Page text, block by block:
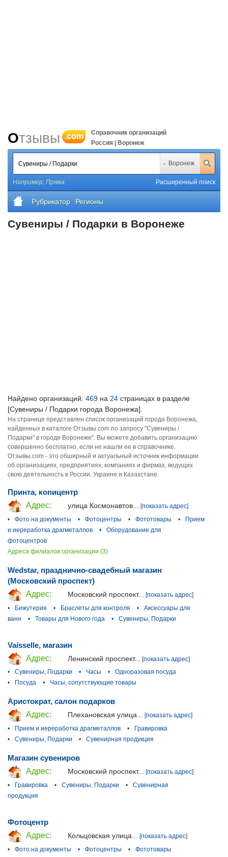
Отзывы .com
Справочник организаций
Россия | Воронеж
Воронеж
Например, Пряжа Расширенный поиск
Рубрикатор Регионы
Сувениры / Подарки в Воронеже
Найдено организаций: 469 на 24 страницах в разделе
[Сувениры / Подарки города Воронежа].
На странице представлен список организаций города Воронежа,
найденных в каталоге Отзывы.com по запросу "Сувениры /
Подарки" в городе Воронеже". Вы можете добавить организацию
совершенно бесплатно, если не нашли ее в справочнике.
Отзывы.com - это обширный и актуальный источник информации
об организациях, предприятиях, компаниях и фирмах, ведущих
свою деятельность в России, Украине и Казахстане.
Принта, копицентр
Адрес:
улица Космонавтов...
[показать адрес]
•
Фото на документы • Фотоцентры • Фототовары •
Прием
и иереработка драгметаллов
•
Оборудование для
фотоцентров
Адреса филиалов организации (3)
Wedstar, празднично-свадебный магазин
(Московский проспект)
Адрес:
Московский проспект...
[показать адрес]
•
Бижутерия • Браслеты для контроля •
Аксессуары для
ванн
• Товары для Нового года • Сувениры, Подарки
Vaisselle, магазин
Адрес:
Ленинский проспект...
[показать адрес]
•
Сувениры, Подарки • Часы •
Одноразовая посуда
•
Посуда • Часы, сопутствующие товары
Аристократ, салон подарков
Адрес:
Плехановская улица... [показать адрес]
•
Прием и иереработка драгметаллов •
Гравировка
•
Сувениры, Подарки • Сувенирная продукция
Магазин сувениров
Адрес:
Московский проспект...
[показать адрес]
•
Гравировка • Сувениры, Подарки •
Сувенирная
продукция
Фотоцентр
Адрес:
Кольцовская улица...
[показать адрес]
•
Фото на документы • Фотоцентры •
Фототовары